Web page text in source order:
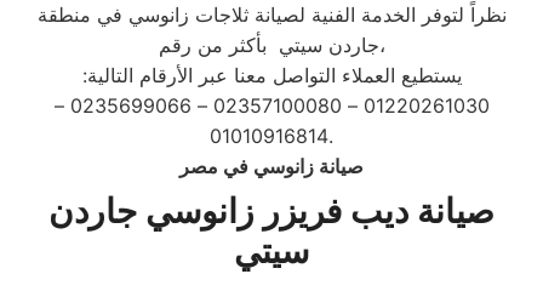
نظراً لتوفر الخدمة الفنية لصيانة ثلاجات زانوسي في منطقة
جاردن سيتي بأكثر من رقم،
يستطيع العملاء التواصل معنا عبر الأرقام التالية:
01220261030 – 02357100080 – 0235699066 –
01010916814.
صيانة زانوسي في مصر
صيانة ديب فريزر زانوسي جاردن
سيتي